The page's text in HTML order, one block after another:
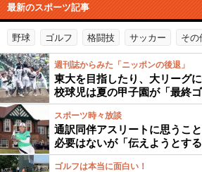
最新のスポーツ記事
野球 ゴルフ 格闘技 サッカー その
週刊誌からみた「ニッポンの後退」
東大を目指したり、大リーグ
校球児は夏の甲子園が「最終
スポーツ時々放談
通訳同伴アスリートに思うこ
必要はないが「伝えようとす
ゴルフは本当に面白い！